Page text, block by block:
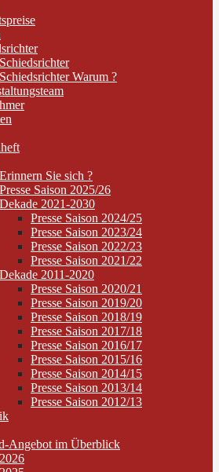
Schiedsrichter
Schiedsrichter Warum ?
Erinnern Sie sich ?
Presse Saison 2025/26
Dekade 2021-2030
Presse Saison 2024/25
Presse Saison 2023/24
Presse Saison 2022/23
Presse Saison 2021/22
Dekade 2011-2020
Presse Saison 2020/21
Presse Saison 2019/20
Presse Saison 2018/19
Presse Saison 2017/18
Presse Saison 2016/17
Presse Saison 2015/16
Presse Saison 2014/15
Presse Saison 2013/14
Presse Saison 2012/13
Angebot im Überblick